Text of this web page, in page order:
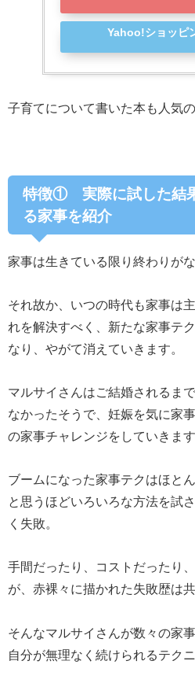
Yahoo!ショッピ
子育てについて書いた本も人気の
特徴① 実際に試した結
る家事を紹介
家事は生きている限り終わりがな
それ故か、いつの時代も家事は
れを解決すべく、新たな家事テ
なり、やがて消えていきます。
マルサイさんはご結婚されるま
なかったそうで、妊娠を気に家
の家事チャレンジをしていきます
ブームになった家事テクはほと
と思うほどいろいろな方法を試
く失敗。
手間だったり、コストだったり
が、赤裸々に描かれた失敗歴は
そんなマルサイさんが数々の家
自分が無理なく続けられるテク